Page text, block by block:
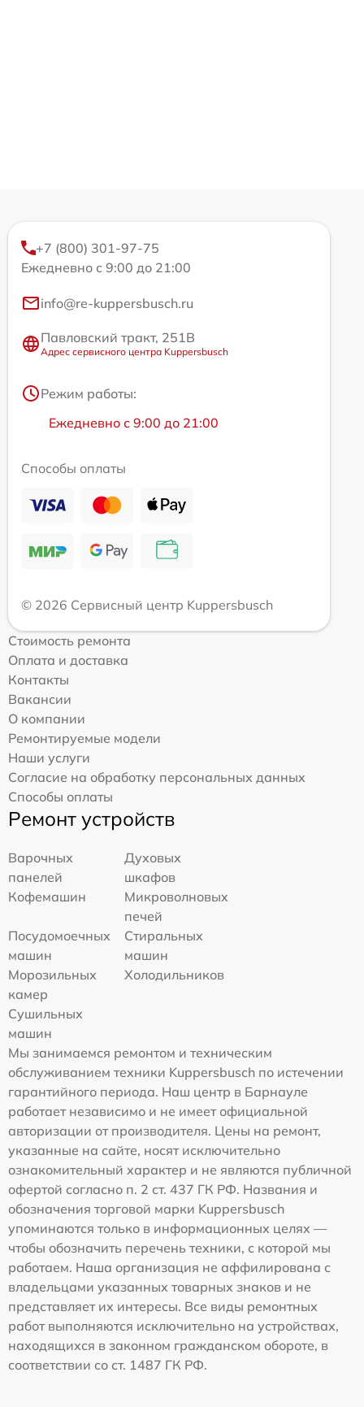
+7 (800) 301-97-75
Ежедневно с 9:00 до 21:00
info@re-kuppersbusch.ru
Павловский тракт, 251В
Адрес сервисного центра Kuppersbusch
Режим работы:
Ежедневно с 9:00 до 21:00
Способы оплаты
© 2026 Сервисный центр Kuppersbusch
Стоимость ремонта
Оплата и доставка
Контакты
Вакансии
О компании
Ремонтируемые модели
Наши услуги
Согласие на обработку персональных данных
Способы оплаты
Ремонт устройств
Варочных
панелей
Духовых
шкафов
Кофемашин
Микроволновых
печей
Посудомоечных
машин
Стиральных
машин
Морозильных
камер
Холодильников
Сушильных
машин
Мы занимаемся ремонтом и техническим
обслуживанием техники Kuppersbusch по истечении
гарантийного периода. Наш центр в Барнауле
работает независимо и не имеет официальной
авторизации от производителя. Цены на ремонт,
указанные на сайте, носят исключительно
ознакомительный характер и не являются публичной
офертой согласно п. 2 ст. 437 ГК РФ. Названия и
обозначения торговой марки Kuppersbusch
упоминаются только в информационных целях —
чтобы обозначить перечень техники, с которой мы
работаем. Наша организация не аффилирована с
владельцами указанных товарных знаков и не
представляет их интересы. Все виды ремонтных
работ выполняются исключительно на устройствах,
находящихся в законном гражданском обороте, в
соответствии со ст. 1487 ГК РФ.